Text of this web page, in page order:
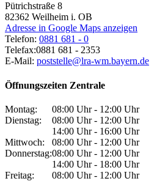
Pütrichstraße 8
82362 Weilheim i. OB
Adresse in Google Maps anzeigen
Telefon: 0881 681 - 0
Telefax:0881 681 - 2353
E-Mail: poststelle@lra-wm.bayern.de
Öffnungszeiten Zentrale
Montag:
08:00 Uhr - 12:00 Uhr
Dienstag:
08:00 Uhr - 12:00 Uhr
14:00 Uhr - 16:00 Uhr
Mittwoch:
08:00 Uhr - 12:00 Uhr
Donnerstag:08:00 Uhr - 12:00 Uhr
14:00 Uhr - 18:00 Uhr
Freitag:
08:00 Uhr - 12:00 Uhr